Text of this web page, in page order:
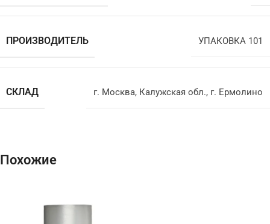
ПРОИЗВОДИТЕЛЬ УПАКОВКА 101
СКЛАД г. Москва, Калужская обл., г. Ермолино
Похожие